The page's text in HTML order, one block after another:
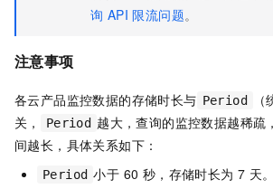
询 API 限流问题。
注意事项
各云产品监控数据的存储时长与 Period
关，
Period 越大，查询的监控数据越稀疏
间越长，具体关系如下：
Period 小于 60 秒，存储时长为 7 天。